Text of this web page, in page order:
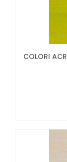
COLORI